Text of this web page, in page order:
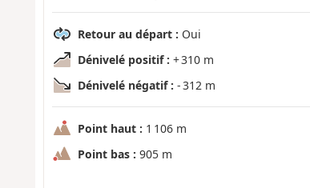
Retour au départ : Oui
Dénivelé positif : + 310 m
Dénivelé négatif : - 312 m
Point haut : 1 106 m
Point bas : 905 m